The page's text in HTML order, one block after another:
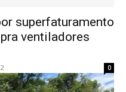
superfaturamento
ventiladores
0